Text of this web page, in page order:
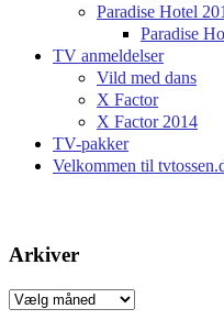
Paradise Hotel
Paradise
TV anmeldelser
Vild med dans
X Factor
X Factor 2014
TV-pakker
Velkommen til
Arkiver
Arkiver